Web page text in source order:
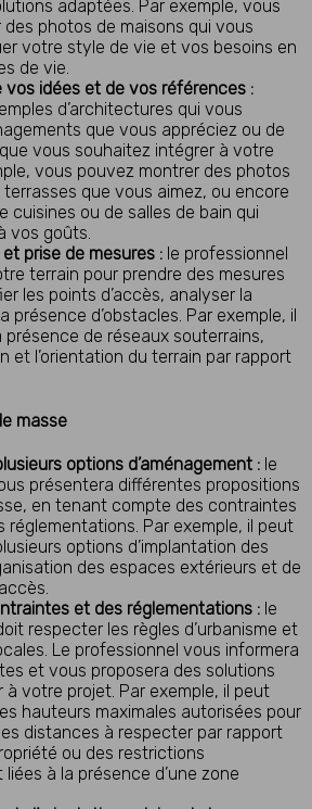
adaptées. Par exemple, vous
photos de maisons qui vous
votre style de vie et vos besoins en
de vie.
vos idées et de vos références :
d’architectures qui vous
que vous appréciez ou de
vous souhaitez intégrer à votre
vous pouvez montrer des photos
terrasses que vous aimez, ou encore
cuisines ou de salles de bain qui
vos goûts.
prise de mesures : le professionnel
terrain pour prendre des mesures
les points d’accès, analyser la
présence d’obstacles. Par exemple, il
présence de réseaux souterrains,
et l’orientation du terrain par rapport
masse
options d’aménagement : le
présentera différentes propositions
en tenant compte des contraintes
réglementations. Par exemple, il peut
options d’implantation des
des espaces extérieurs et de
et des réglementations : le
respecter les règles d’urbanisme et
Le professionnel vous informera
et vous proposera des solutions
à votre projet. Par exemple, il peut
hauteurs maximales autorisées pour
distances à respecter par rapport
ou des restrictions
liées à la présence d’une zone